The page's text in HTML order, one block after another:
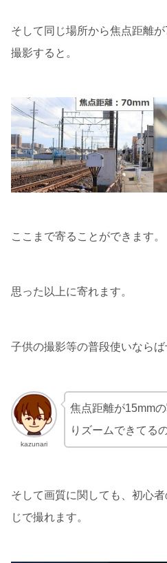
そして同じ場所から焦点距離
撮影すると。
ここまで寄ることができます。
思った以上に寄れます。
子供の撮影等の普段使いならば
kazunari
焦点距離が15mm
りズームできてる
そして画質に関しても、初心
じで撮れます。